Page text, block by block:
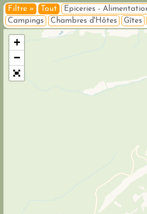
Filtre » Tout Epiceries -
Campings
Chambres d'Hôtes Gîtes
+
−